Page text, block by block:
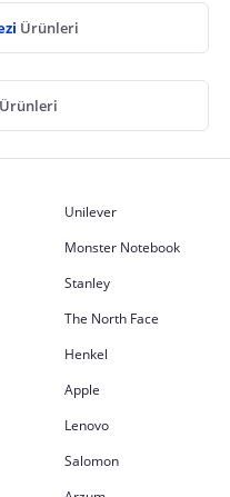
Ürünleri
Ürünleri
Unilever
Monster Notebook
Stanley
The North Face
Henkel
Apple
Lenovo
Salomon